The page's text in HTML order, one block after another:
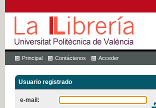
Principal Contáctenos Acceder
Usuario registrado
e-mail: